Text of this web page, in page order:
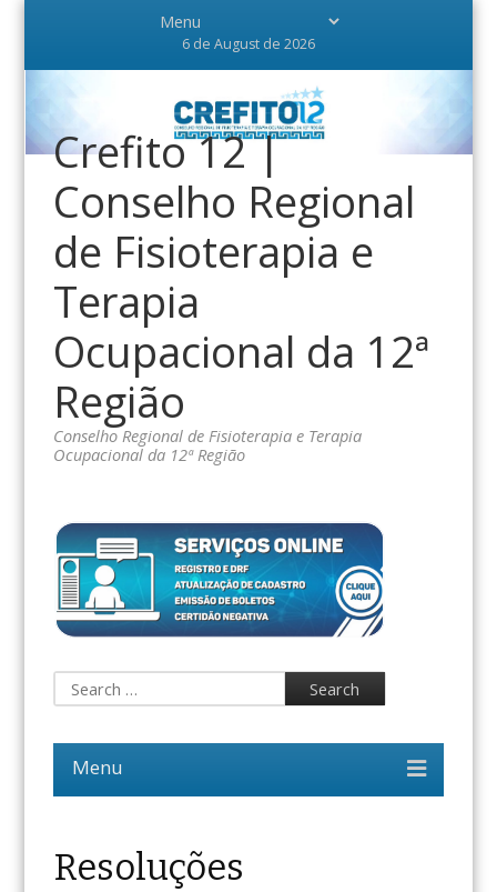
6 de August de 2026
Crefito 12 |
Conselho Regional
de Fisioterapia e
Terapia
Ocupacional da 12ª
Região
Conselho Regional de Fisioterapia e Terapia
Ocupacional da 12ª Região
Resoluções